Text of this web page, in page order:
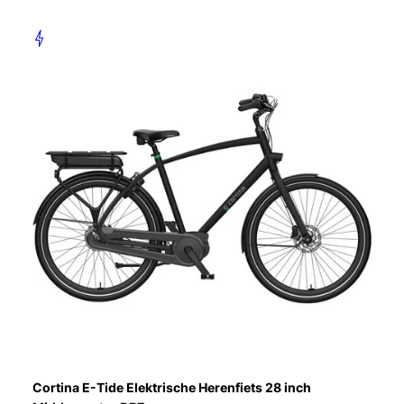
Cortina E-Tide Elektrische Herenfiets 28 inch